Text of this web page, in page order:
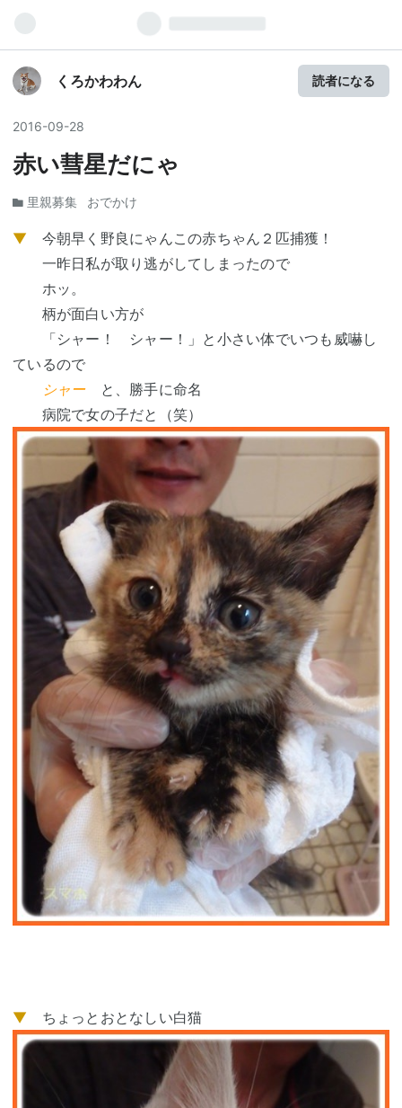
くろかわわん 読者になる
2016-09-28
赤い彗星だにゃ
里親募集 おでかけ
▼ 今朝早く野良にゃんこの赤ちゃん２匹捕獲！
一昨日私が取り逃がしてしまったので
ホッ。
柄が面白い方が
「シャー！ シャー！」と小さい体でいつも威嚇し
ているので
シャーと、勝手に命名
病院で女の子だと（笑）
▼ ちょっとおとなしい白猫